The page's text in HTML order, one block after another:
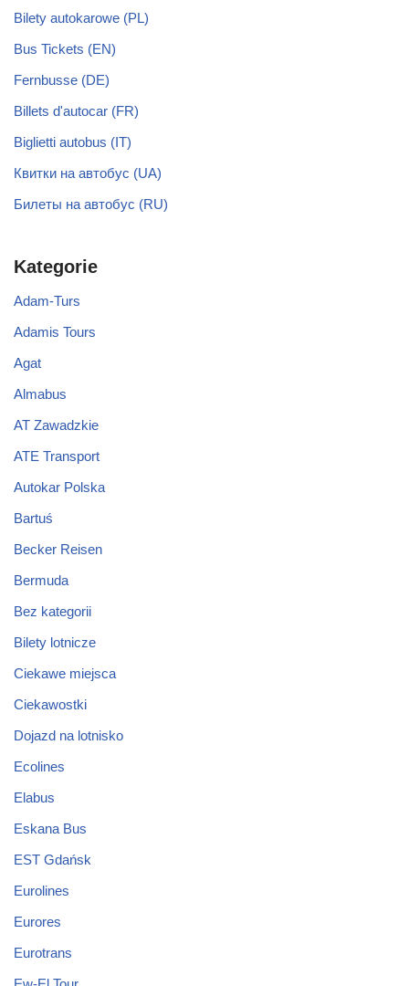
Bilety autokarowe (PL)
Bus Tickets (EN)
Fernbusse (DE)
Billets d'autocar (FR)
Biglietti autobus (IT)
Квитки на автобус (UA)
Билеты на автобус (RU)
Kategorie
Adam-Turs
Adamis Tours
Agat
Almabus
AT Zawadzkie
ATE Transport
Autokar Polska
Bartuś
Becker Reisen
Bermuda
Bez kategorii
Bilety lotnicze
Ciekawe miejsca
Ciekawostki
Dojazd na lotnisko
Ecolines
Elabus
Eskana Bus
EST Gdańsk
Eurolines
Eurores
Eurotrans